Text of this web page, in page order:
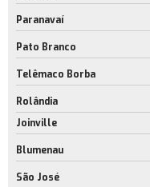
Paranavaí
Pato Branco
Telêmaco Borba
Rolândia
Joinville
Blumenau
São José